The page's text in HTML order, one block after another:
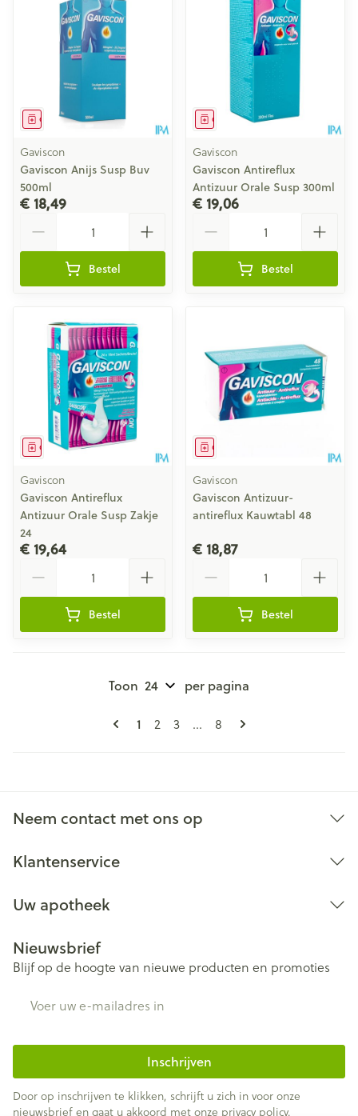
Geneesmiddel
Gaviscon
Gaviscon Anijs Susp Buv
500ml
€ 18,49
Bestel
Geneesmiddel
Gaviscon
Gaviscon Antireflux
Antizuur Orale Susp 300ml
€ 19,06
Bestel
Geneesmiddel
Gaviscon
Gaviscon Antireflux
Antizuur Orale Susp Zakje
24
€ 19,64
Bestel
Geneesmiddel
Gaviscon
Gaviscon Antizuur-
antireflux Kauwtabl 48
€ 18,87
Bestel
Pagina's
U lees momenteel pagina
1 Pagina
2 Pagina
3 ... Pagina
8
Toon per pagina
Neem contact met ons op
Klantenservice
Uw apotheek
Nieuwsbrief
Blijf op de hoogte van nieuwe producten en promoties
Inschrijven
Door op inschrijven te klikken, schrijft u zich in voor onze
nieuwsbrief en gaat u akkoord met onze privacy policy.